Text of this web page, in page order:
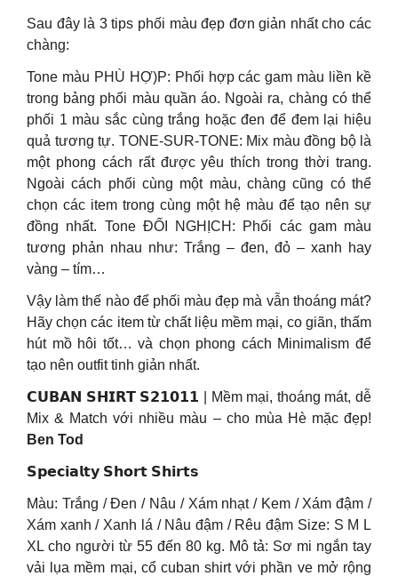
Sau đây là 3 tips phối màu đẹp đơn giản nhất cho các
chàng:
Tone màu PHÙ HỢ)P: Phối hợp các gam màu liền kề
trong bảng phối màu quần áo. Ngoài ra, chàng có thể
phối 1 màu sắc cùng trắng hoặc đen để đem lại hiệu
quả tương tự. TONE-SUR-TONE: Mix màu đồng bộ là
một phong cách rất được yêu thích trong thời trang.
Ngoài cách phối cùng một màu, chàng cũng có thể
chọn các item trong cùng một hệ màu để tạo nên sự
đồng nhất. Tone ĐỐI NGHỊCH: Phối các gam màu
tương phản nhau như: Trắng – đen, đỏ – xanh hay
vàng – tím…
Vậy làm thế nào để phối màu đẹp mà vẫn thoáng mát?
Hãy chọn các item từ chất liệu mềm mại, co giãn, thấm
hút mồ hôi tốt… và chọn phong cách Minimalism để
tạo nên outfit tinh giản nhất.
𝗖𝗨𝗕𝗔𝗡 𝗦𝗛𝗜𝗥𝗧 𝗦𝟮𝟭𝟬𝟭𝟭 | Mềm mại, thoáng mát, dễ
Mix & Match với nhiều màu – cho mùa Hè mặc đẹp!
Ben Tod
𝗦𝗽𝗲𝗰𝗶𝗮𝗹𝘁𝘆 𝗦𝗵𝗼𝗿𝘁 𝗦𝗵𝗶𝗿𝘁𝘀
Màu: Trắng / Đen / Nâu / Xám nhạt / Kem / Xám đậm /
Xám xanh / Xanh lá / Nâu đậm / Rêu đậm Size: S M L
XL cho người từ 55 đến 80 kg. Mô tả: Sơ mi ngắn tay
vải lụa mềm mại, cổ cuban shirt với phần ve mở rộng